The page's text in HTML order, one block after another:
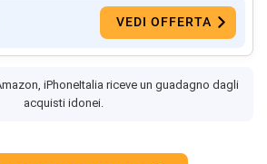
VEDI OFFERTA
iPhoneItalia riceve un guadagno dagli
acquisti idonei.